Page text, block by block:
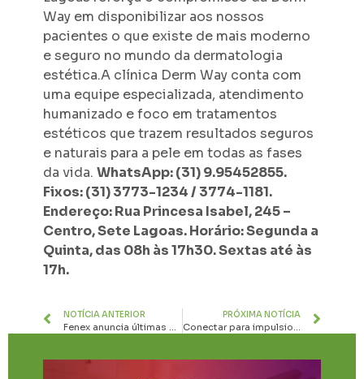
Way em disponibilizar aos nossos
pacientes o que existe de mais moderno
e seguro no mundo da dermatologia
estética.A clínica Derm Way conta com
uma equipe especializada, atendimento
humanizado e foco em tratamentos
estéticos que trazem resultados seguros
e naturais para a pele em todas as fases
da vida. WhatsApp: (31) 9.95452855.
Fixos: (31) 3773-1234 / 3774-1181.
Endereço: Rua Princesa Isabel, 245 –
Centro, Sete Lagoas. Horário: Segunda a
Quinta, das 08h às 17h30. Sextas até às
17h.
NOTÍCIA ANTERIOR
Fenex anuncia últimas oportunidades disponíveis
PRÓXIMA NOTÍCIA
Conectar para impulsionar desenvolvimento econômico